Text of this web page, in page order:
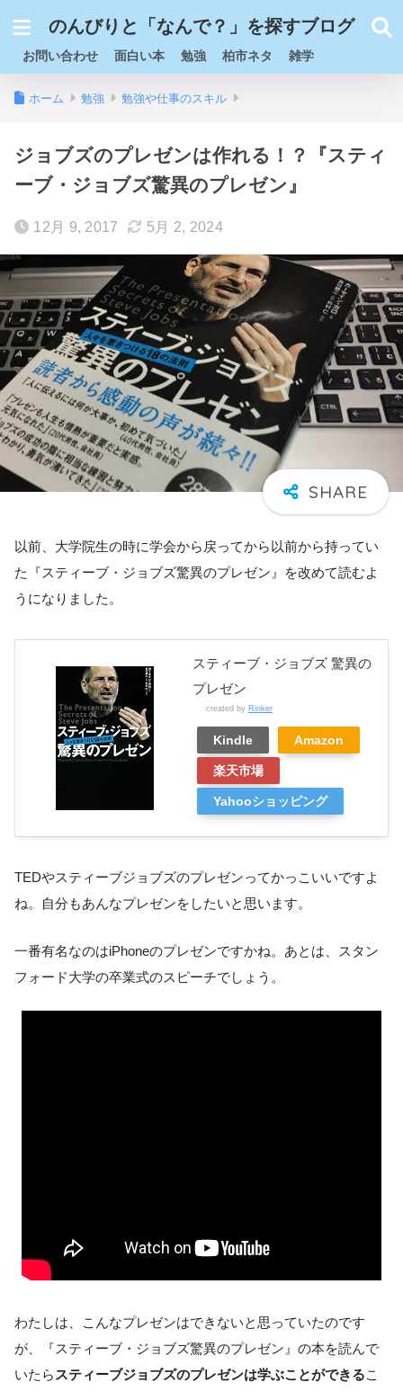
のんびりと「なんで？」を探すブログ
お問い合わせ 面白い本 勉強 柏市ネタ 雑学
ホーム 勉強 勉強や仕事のスキル
ジョブズのプレゼンは作れる！？『スティ
ーブ・ジョブズ驚異のプレゼン』
12月 9, 2017 5月 2, 2024
以前、大学院生の時に学会から戻ってから以前から持ってい
た『スティーブ・ジョブズ驚異のプレゼン』を改めて読むよ
うになりました。
スティーブ・ジョブズ 驚異の
プレゼン
created by Rinker
Kindle Amazon
楽天市場
Yahooショッピング
TEDやスティーブジョブズのプレゼンってかっこいいですよ
ね。自分もあんなプレゼンをしたいと思います。
一番有名なのはiPhoneのプレゼンですかね。あとは、スタン
フォード大学の卒業式のスピーチでしょう。
わたしは、こんなプレゼンはできないと思っていたのです
が、『スティーブ・ジョブズ驚異のプレゼン』の本を読んで
いたら スティーブジョブズのプレゼンは学ぶことができるこ